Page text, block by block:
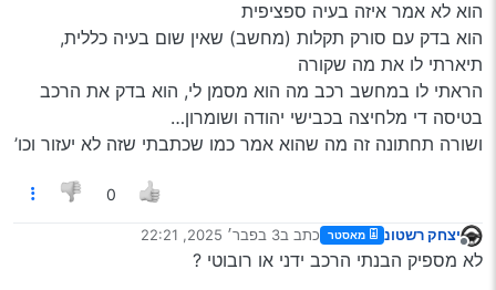
הוא לא אמר איזה בעיה ספציפית
הוא בדק עם סורק תקלות (מחשב) שאין שום בעיה כללית,
תיארתי לו את מה שקורה
הראתי לו במחשב רכב מה הוא מסמן לי, הוא בדק את הרכב
בטיסה די מלחיצה בכבישי יהודה ושומרון…
ושורה תחתונה זה מה שהוא אמר כמו שכתבתי שזה לא יעזור וכו’
0
יצחק רשטונ מאסטר כתב ב3 בפבר׳ 2025, 22:21
נערך לאחרונה על ידי
לא מספיק הבנתי הרכב ידני או רובוטי ?